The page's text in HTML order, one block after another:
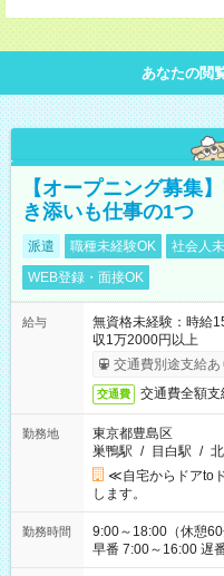
あなたの閲
【オープニング募集
き添いも仕事の1つ
派遣 職種未経験OK 社会人
WEB登録・面接OK
給与
無資格未経験：時
収1万2000円以上
交通費別途支給あ
交通費 交通費全額支
勤務地
東京都豊島区
巣鴨駅 / 目白駅 /
≪自宅からドアto
します。
勤務時間
9:00～18:00（休憩60分） ■ご希望があれば下記シフ
早番 7:00～16:00 遅番
と休みを合わせたい